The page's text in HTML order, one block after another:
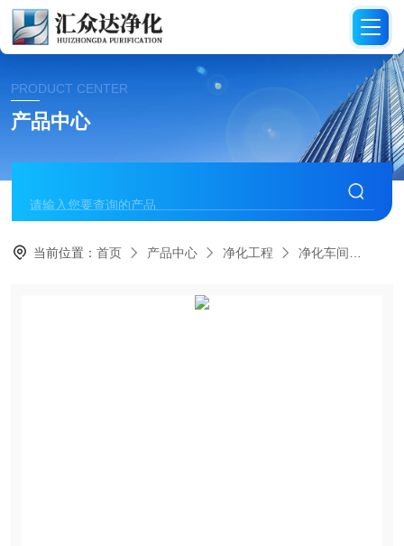
PRODUCT CENTER
产品中心
当前位置：首页 产品中心 净化工程 净化车间